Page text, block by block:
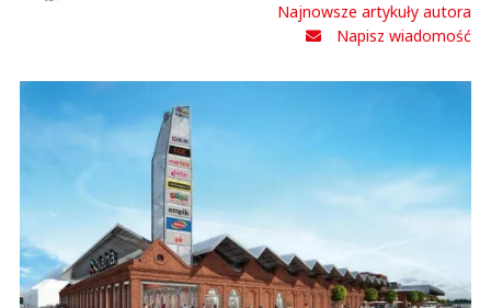
Najnowsze artykuły autora
Napisz wiadomość